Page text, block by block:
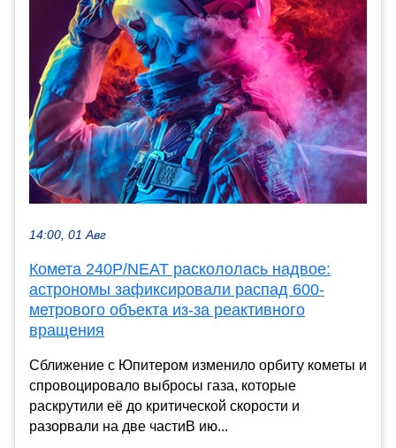
14:00, 01 Авг
Комета 240P/NEAT раскололась надвое:
астрономы зафиксировали распад 600-
метрового объекта из-за реактивного
вращения
Сближение с Юпитером изменило орбиту кометы и
спровоцировало выбросы газа, которые
раскрутили её до критической скорости и
разорвали на две частиВ ию...